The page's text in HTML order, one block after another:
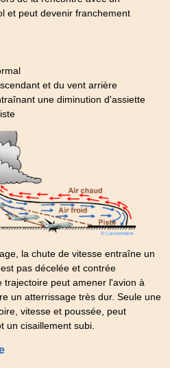
et peut devenir franchement
et du vent arrière
une diminution d'assiette
la chute de vitesse entraîne un
pas décelée et contrée
trajectoire peut amener l'avion à
un atterrissage très dur. Seule une
vitesse et poussée, peut
un cisaillement subi.